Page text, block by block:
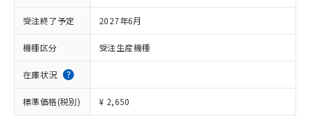
受注終了予定 2027年6月
機種区分 受注生産機種
在庫状況
標準価格(税別) ¥ 2,650